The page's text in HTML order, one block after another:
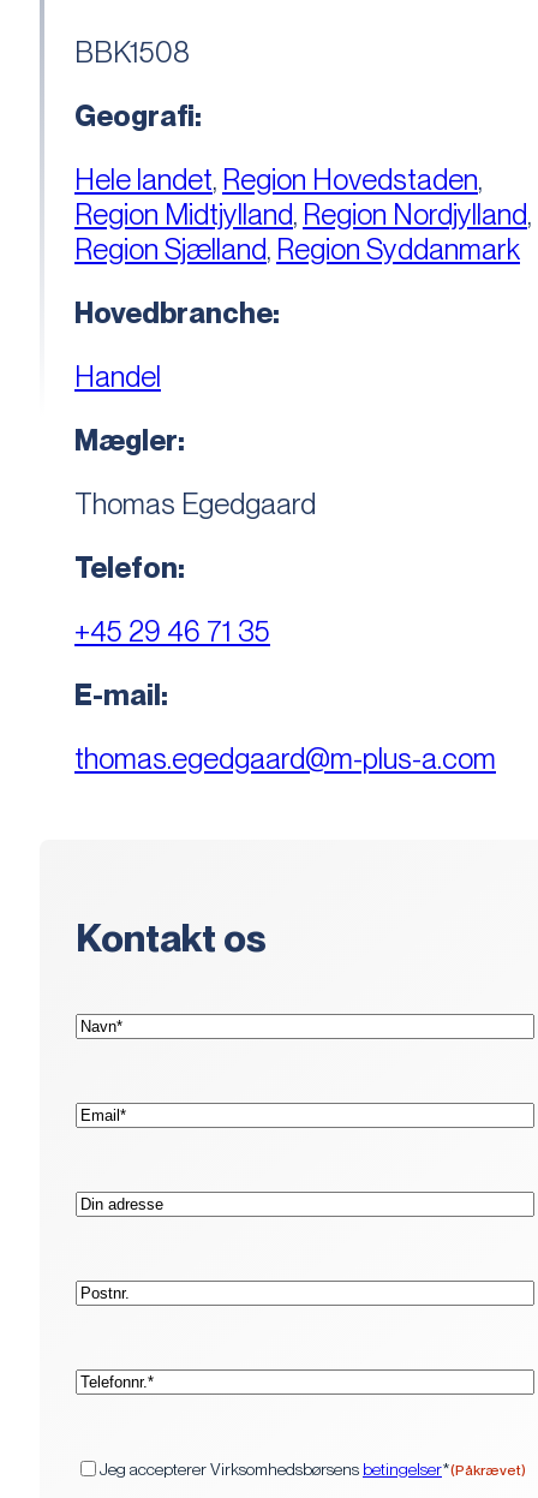
BBK1508
Geografi:
Hele landet, Region Hovedstaden,
Region Midtjylland, Region Nordjylland,
Region Sjælland, Region Syddanmark
Hovedbranche:
Handel
Mægler:
Thomas Egedgaard
Telefon:
+45 29 46 71 35
E-mail:
thomas.egedgaard@m-plus-a.com
Kontakt os
Navn*
E-
mail*
Adresse
Postnr.
Telefon*
Jeg accepterer Virksomhedsbørsens betingelser*(Påkrævet)